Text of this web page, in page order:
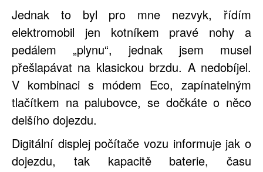
Jednak to byl pro mne nezvyk, řídím
elektromobil jen kotníkem pravé nohy a
pedálem „plynu“, jednak jsem musel
přešlapávat na klasickou brzdu. A nedobíjel.
V kombinaci s módem Eco, zapínatelným
tlačítkem na palubovce, se dočkáte o něco
delšího dojezdu.
Digitální displej počítače vozu informuje jak o
dojezdu, tak kapacitě baterie, času